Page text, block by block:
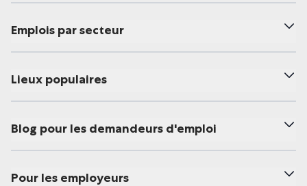
Emplois par secteur
Lieux populaires
Blog pour les demandeurs d'emploi
Pour les employeurs